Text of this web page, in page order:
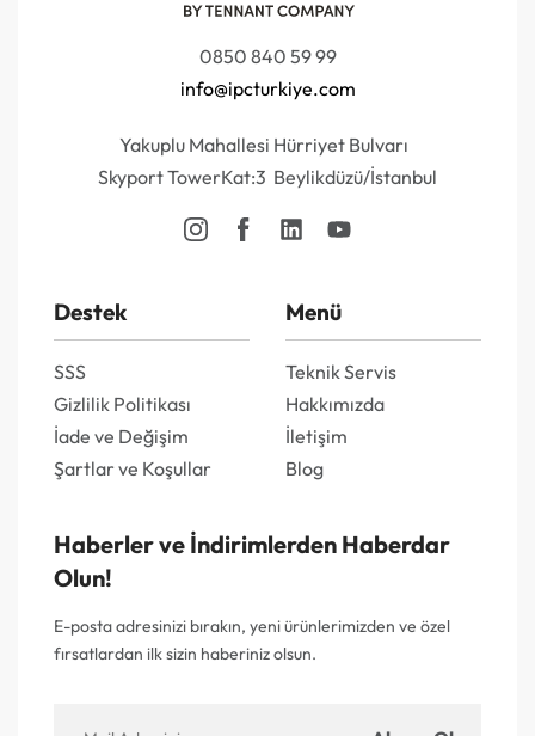
0850 840 59 99
info@ipcturkiye.com
Yakuplu Mahallesi Hürriyet Bulvarı
Skyport TowerKat:3 Beylikdüzü/İstanbul
Destek
SSS
Gizlilik Politikası
İade ve Değişim
Şartlar ve Koşullar
Menü
Teknik Servis
Hakkımızda
İletişim
Blog
Haberler ve İndirimlerden Haberdar
Olun!
E-posta adresinizi bırakın, yeni ürünlerimizden ve özel
fırsatlardan ilk sizin haberiniz olsun.